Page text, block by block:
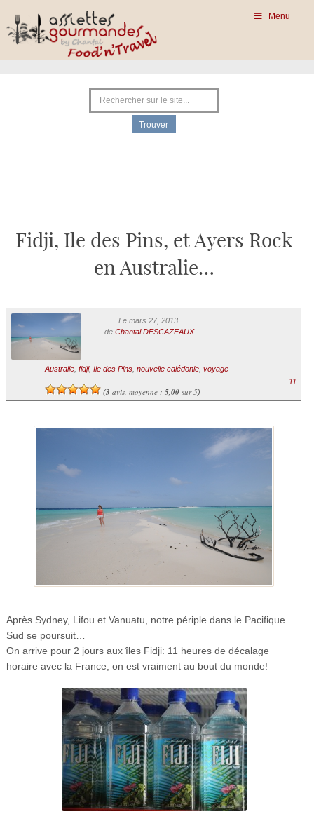
Menu
Fidji, Ile des Pins, et Ayers Rock
en Australie…
Le mars 27, 2013
de Chantal DESCAZEAUX
Australie, fidji, Ile des Pins, nouvelle calédonie, voyage
(3 avis, moyenne : 5,00sur 5)
11
Après Sydney, Lifou et Vanuatu, notre périple dans le Pacifique
Sud se poursuit…
On arrive pour 2 jours aux îles Fidji: 11 heures de décalage
horaire avec la France, on est vraiment au bout du monde!